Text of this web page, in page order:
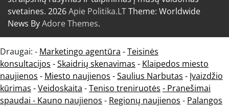
svetaines. 2026Apie Politika.LTTheme: Worldwide
News ByAdore Themes.
Draugai: - Marketingo agentūra -Teisinės
konsultacijos -Skaidrių skenavimas - Klaipedos miesto
naujienos - Miesto naujienos -Saulius Narbutas - Įvaizdžio
kūrimas -Veidoskaita -Teniso treniruotės - Pranešimai
spaudai - Kauno naujienos - Regionų naujienos - Palangos